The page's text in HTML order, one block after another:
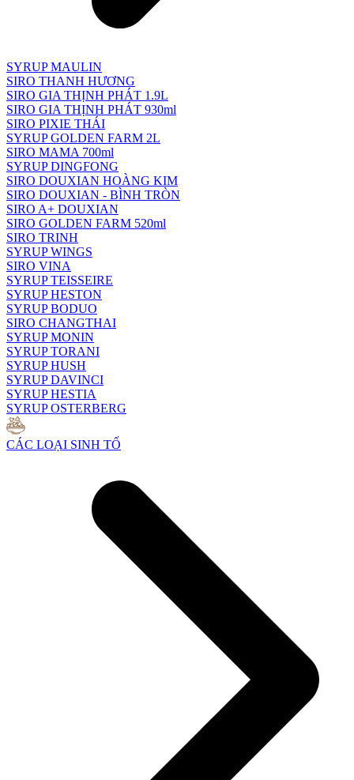
SYRUP MAULIN
SIRO THANH HƯƠNG
SIRO GIA THỊNH PHÁT 1.9L
SIRO GIA THỊNH PHÁT 930ml
SIRO PIXIE THÁI
SYRUP GOLDEN FARM 2L
SIRO MAMA 700ml
SYRUP DINGFONG
SIRO DOUXIAN HOÀNG KIM
SIRO DOUXIAN - BÌNH TRÒN
SIRO A+ DOUXIAN
SIRO GOLDEN FARM 520ml
SIRO TRINH
SYRUP WINGS
SIRO VINA
SYRUP TEISSEIRE
SYRUP HESTON
SYRUP BODUO
SIRO CHANGTHAI
SYRUP MONIN
SYRUP TORANI
SYRUP HUSH
SYRUP DAVINCI
SYRUP HESTIA
SYRUP OSTERBERG
CÁC LOẠI SINH TỐ